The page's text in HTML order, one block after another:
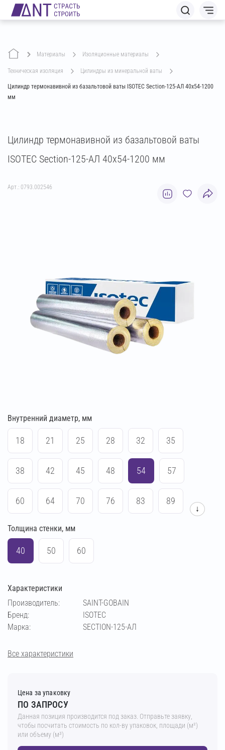
Материалы изоляционные материалы
техническая изоляция цилиндры из минеральной ваты
Цилиндр термонавивной из базальтовой ваты ISOTEC Section-125-АЛ 40х54-1200
мм
Цилиндр термонавивной из базальтовой ваты
ISOTEC Section-125-АЛ 40х54-1200 мм
Арт.: 0793.002546
Внутренний диаметр, мм
18 21 25 28 32 35
38 42 45 48 54 57
60 64 70 76 83 89
102 108
169 194 219
↓
Толщина стенки, мм
40 50 60
Характеристики
Производитель:
SAINT-GOBAIN
Бренд:
ISOTEC
Марка:
SECTION-125-АЛ
Все характеристики
Цена за упаковку
ПО ЗАПРОСУ
Данная позиция производится под заказ. Отправьте заявку,
чтобы посчитать стоимость по кол-ву упаковок, площади (м²)
или объему (м³)